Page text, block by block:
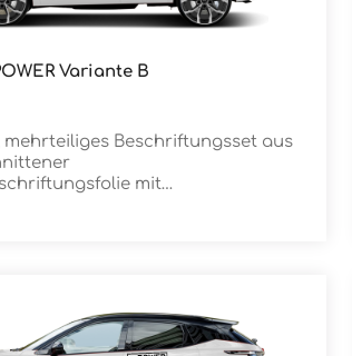
Variante B
mehrteiliges Beschriftungsset aus
mit
Folie ist Rückstandsfrei